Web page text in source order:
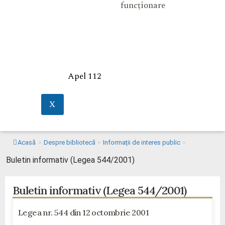
funcționare
Apel 112
X
Acasă > Despre bibliotecă > Informații de interes public >
Buletin informativ (Legea 544/2001)
Buletin informativ (Legea 544/2001)
Legea nr. 544 din 12 octombrie 2001